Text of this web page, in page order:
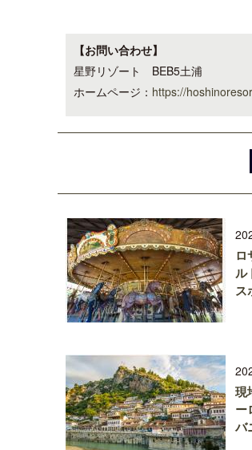
【お問い合わせ】
星野リゾート BEB5土浦
ホームページ： https://
ロ
ル
ス
現
ー
バ